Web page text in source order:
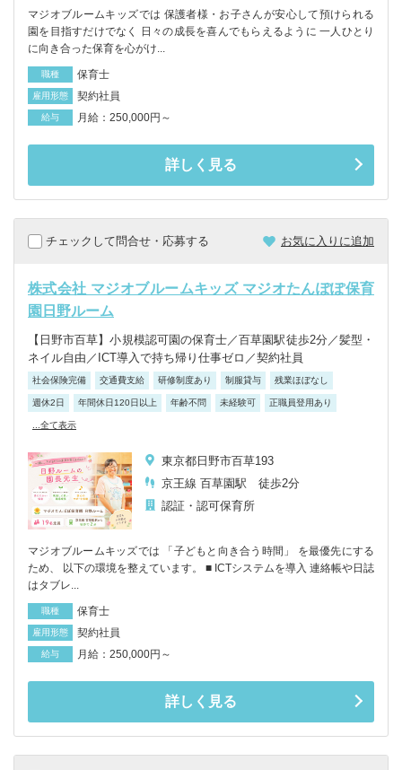
マジオブルームキッズでは 保護者様・お子さんが安心して預けられる
園を目指すだけでなく 日々の成長を喜んでもらえるように 一人ひとり
に向き合った保育を心がけ...
職種 保育士
雇用形態 契約社員
給与 月給：250,000円～
詳しく見る
チェックして問合せ・応募する お気に入りに追加
株式会社 マジオブルームキッズ マジオたんぽぽ保育
園日野ルーム
【日野市百草】小規模認可園の保育士／百草園駅徒歩2分／髪型・
ネイル自由／ICT導入で持ち帰り仕事ゼロ／契約社員
社会保険完備 交通費支給 研修制度あり 制服貸与 残業ほぼなし
週休2日 年間休日120日以上 年齢不問 未経験可 正職員登用あり
...全て表示
東京都日野市百草193
京王線 百草園駅 徒歩2分
認証・認可保育所
マジオブルームキッズでは 「子どもと向き合う時間」 を最優先にする
ため、 以下の環境を整えています。 ■ ICTシステムを導入 連絡帳や日誌
はタブレ...
職種 保育士
雇用形態 契約社員
給与 月給：250,000円～
詳しく見る